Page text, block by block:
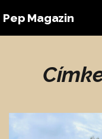
Pep Magazin